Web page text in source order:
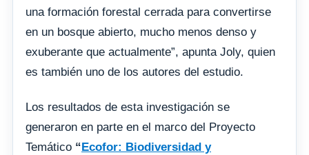
una formación forestal cerrada para convertirse
en un bosque abierto, mucho menos denso y
exuberante que actualmente”, apunta Joly, quien
es también uno de los autores del estudio.
Los resultados de esta investigación se
generaron en parte en el marco del Proyecto
Temático “ Ecofor: Biodiversidad y